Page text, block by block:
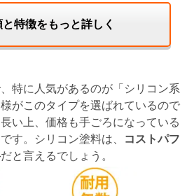
特徴をもっと詳しく
特に人気があるのが「シリコン系
がこのタイプを選ばれているので
い上、価格も手ごろになっている
す。シリコン塗料は、
コストパフ
だと言えるでしょう。